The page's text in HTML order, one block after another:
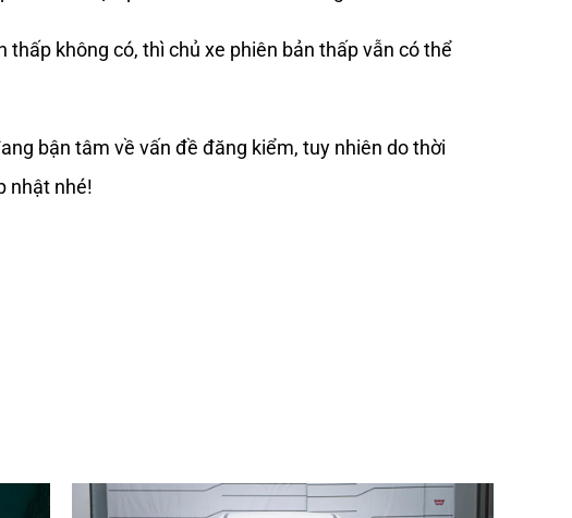
không có, thì chủ xe phiên bản thấp vẫn có thể
bận tâm về vấn đề đăng kiểm, tuy nhiên do thời
nhật nhé!